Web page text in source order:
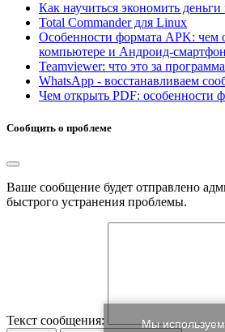
Как научиться экономить
Total Commander для Linux
Особенности формата APK: чем
компьютере и Андроид-
Teamviewer: что это за программа
WhatsApp - восстанавливаем
Чем открыть PDF: особенности
Сообщить о проблеме
Ваше сообщение будет отправлено
быстрого устранения проблемы.
Текст сообщения: Мы